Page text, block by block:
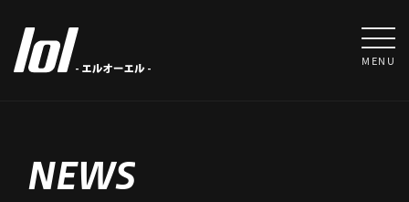
MENU
NEWS